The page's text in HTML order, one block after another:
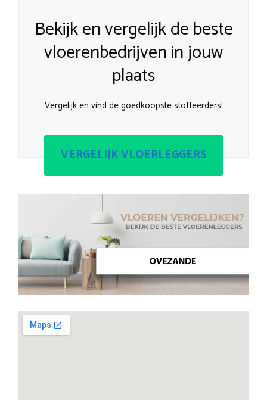
Bekijk en vergelijk de beste
vloerenbedrijven in jouw
plaats
Vergelijk en vind de goedkoopste stoffeerders!
VERGELIJK VLOERLEGGERS